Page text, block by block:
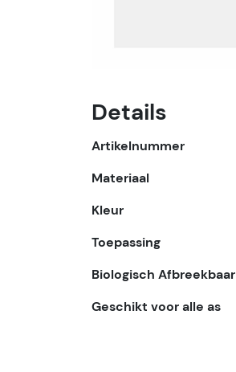
Details
Artikelnummer
Materiaal
Kleur
Toepassing
Biologisch Afbreekbaar
Geschikt voor alle as